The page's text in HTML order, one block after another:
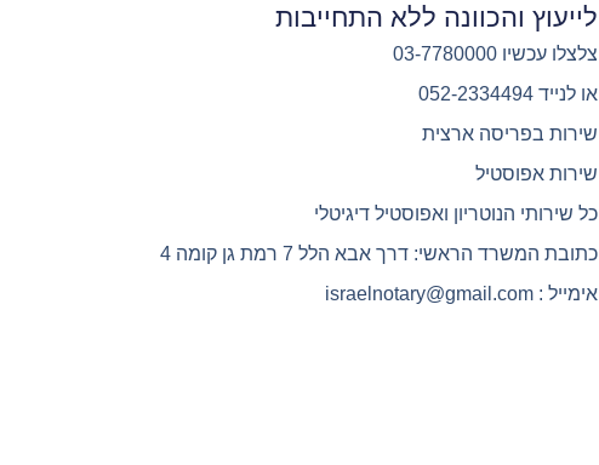
לייעוץ והכוונה ללא התחייבות
צלצלו עכשיו 03-7780000
או לנייד 052-2334494
שירות בפריסה ארצית
שירות אפוסטיל
כל שירותי הנוטריון ואפוסטיל דיגיטלי
כתובת המשרד הראשי: דרך אבא הלל 7 רמת גן קומה 4
אימייל : israelnotary@gmail.com